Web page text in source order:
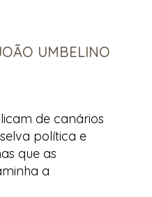
UMBELINO
de canários
política e
que as
a